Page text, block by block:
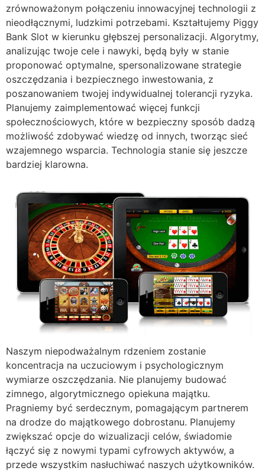
zrównoważonym połączeniu innowacyjnej technologii z
nieodłącznymi, ludzkimi potrzebami. Kształtujemy Piggy
Bank Slot w kierunku głębszej personalizacji. Algorytmy,
analizując twoje cele i nawyki, będą były w stanie
proponować optymalne, spersonalizowane strategie
oszczędzania i bezpiecznego inwestowania, z
poszanowaniem twojej indywidualnej tolerancji ryzyka.
Planujemy zaimplementować więcej funkcji
społecznościowych, które w bezpieczny sposób dadzą
możliwość zdobywać wiedzę od innych, tworząc sieć
wzajemnego wsparcia. Technologia stanie się jeszcze
bardziej klarowna.
Naszym niepodważalnym rdzeniem zostanie
koncentracja na uczuciowym i psychologicznym
wymiarze oszczędzania. Nie planujemy budować
zimnego, algorytmicznego opiekuna majątku.
Pragniemy być serdecznym, pomagającym partnerem
na drodze do majątkowego dobrostanu. Planujemy
zwiększać opcje do wizualizacji celów, świadomie
łączyć się z nowymi typami cyfrowych aktywów, a
przede wszystkim nasłuchiwać naszych użytkowników.